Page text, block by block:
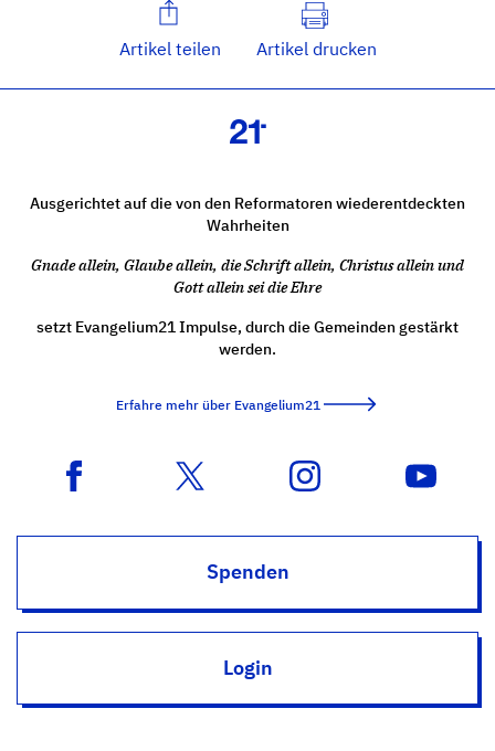
Artikel teilen Artikel drucken
Ausgerichtet auf die von den Reformatoren wiederentdeckten
Wahrheiten
Gnade allein, Glaube allein, die Schrift allein, Christus allein und
Gott allein sei die Ehre
setzt Evangelium21 Impulse, durch die Gemeinden gestärkt
werden.
Erfahre mehr über Evangelium21
Spenden
Login